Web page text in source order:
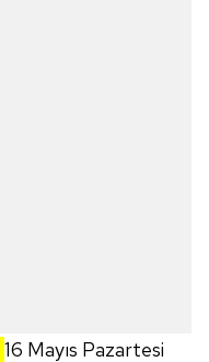
16 Mayıs Pazartesi